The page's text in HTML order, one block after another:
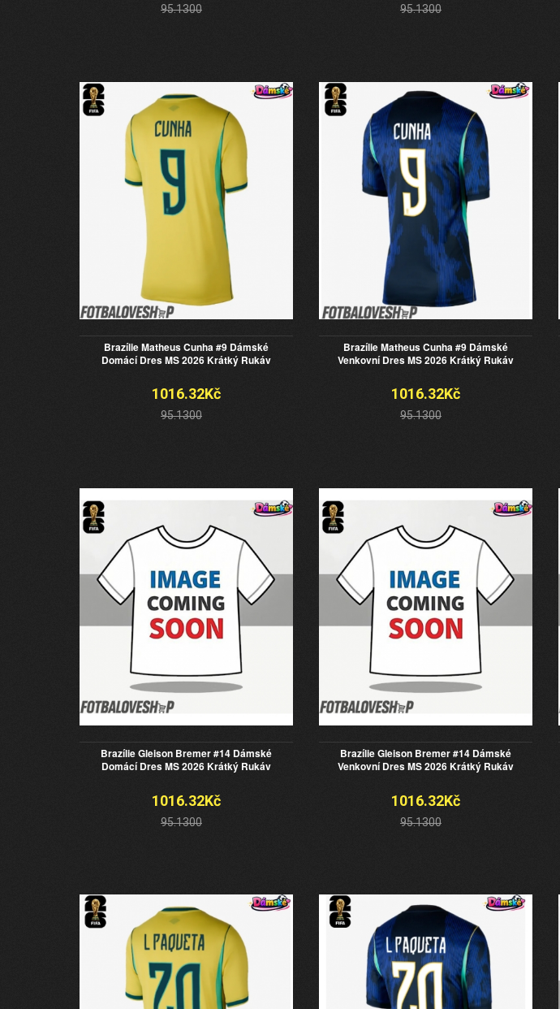
95.1300 95.1300
Brazílie Matheus Cunha #9 Dámské
Domácí Dres MS 2026 Krátký Rukáv
1016.32Kč
95.1300
Brazílie Matheus Cunha #9 Dámské
Venkovní Dres MS 2026 Krátký Rukáv
1016.32Kč
95.1300
Brazílie Gleison Bremer #14 Dámské
Domácí Dres MS 2026 Krátký Rukáv
1016.32Kč
95.1300
Brazílie Gleison Bremer #14 Dámské
Venkovní Dres MS 2026 Krátký Rukáv
1016.32Kč
95.1300